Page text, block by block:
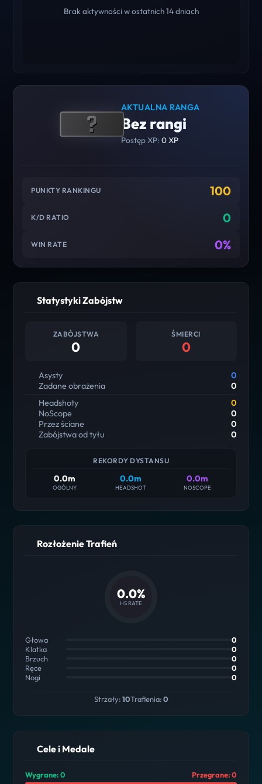
Brak aktywności w ostatnich 14 dniach
AKTUALNA RANGA
Bez rangi
Postęp XP: 0 XP
PUNKTY RANKINGU 100
K/D RATIO 0
WIN RATE 0%
Statystyki Zabójstw
ZABÓJSTWA
0
ŚMIERCI
0
Asysty
0
Zadane obrażenia
0
Headshoty
0
NoScope
0
Przez ściane
0
Zabójstwa od tyłu
0
REKORDY DYSTANSU
0.0m
OGÓLNY
0.0m
HEADSHOT
0.0m
NOSCOPE
Rozłożenie Trafień
0.0%
HS RATE
Głowa
0
Klatka
0
Brzuch
0
Ręce
0
Nogi
0
Strzały:10Trafienia:0
Cele i Medale
Wygrane: 0 Przegrane: 0